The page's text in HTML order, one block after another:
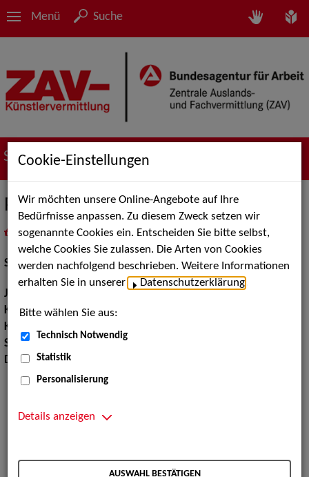
Menü Suche
Suche nach Künstler*innen
Pascal Groß
als PDF speichern
inMeine Merklistelegen
Schauspiel:Bühne
Jahrgang:
Körpergröße:175 cm
Konfektionsgröße:
Sprachen:
Dialekte:Hessisch, Pfälzisch
Cookie-Einstellungen
Wir möchten unsere Online-Angebote auf Ihre
Bedürfnisse anpassen. Zu diesem Zweck setzen wir
sogenannte Cookies ein. Entscheiden Sie bitte selbst,
welche Cookies Sie zulassen. Die Arten von Cookies
werden nachfolgend beschrieben. Weitere Informationen
erhalten Sie in unserer
Datenschutzerklärung
Bitte wählen Sie aus:
Technisch Notwendig
Statistik
Personalisierung
Details anzeigen
AUSWAHL BESTÄTIGEN